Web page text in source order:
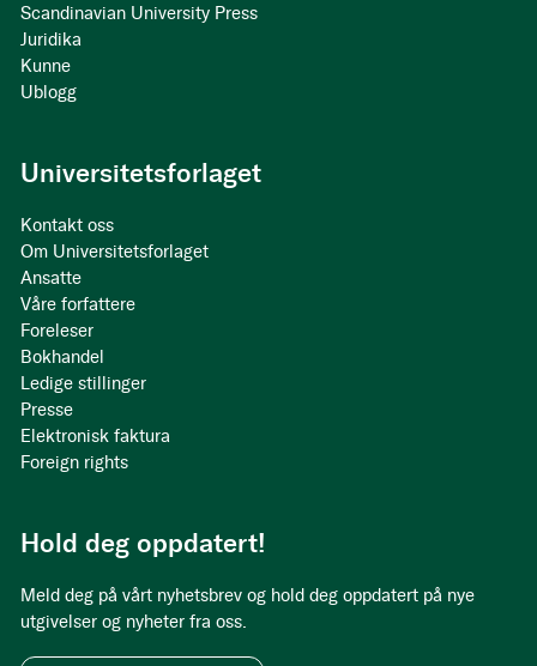
Scandinavian University Press
Juridika
Kunne
Ublogg
Universitetsforlaget
Kontakt oss
Om Universitetsforlaget
Ansatte
Våre forfattere
Foreleser
Bokhandel
Ledige stillinger
Presse
Elektronisk faktura
Foreign rights
Hold deg oppdatert!
Meld deg på vårt nyhetsbrev og hold deg oppdatert på nye
utgivelser og nyheter fra oss.